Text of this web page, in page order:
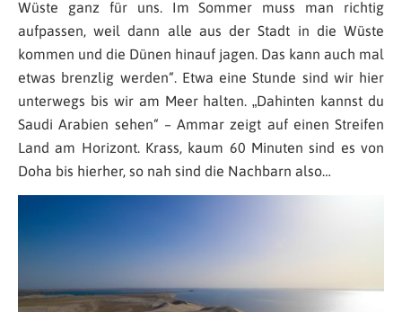
Wüste ganz für uns. Im Sommer muss man richtig
aufpassen, weil dann alle aus der Stadt in die Wüste
kommen und die Dünen hinauf jagen. Das kann auch mal
etwas brenzlig werden“. Etwa eine Stunde sind wir hier
unterwegs bis wir am Meer halten. „Dahinten kannst du
Saudi Arabien sehen“ – Ammar zeigt auf einen Streifen
Land am Horizont. Krass, kaum 60 Minuten sind es von
Doha bis hierher, so nah sind die Nachbarn also…